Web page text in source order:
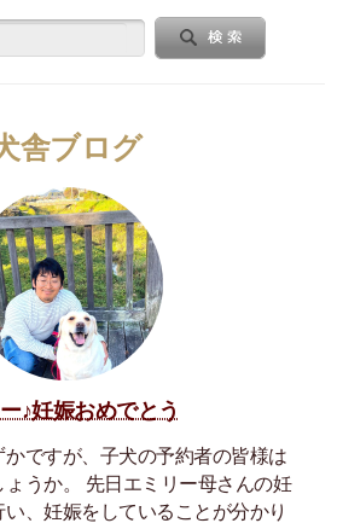
舎ブログ
♪妊娠おめでとう
ですが、子犬の予約者の皆様は
うか。 先日エミリー母さんの妊
、妊娠をしていることが分かり